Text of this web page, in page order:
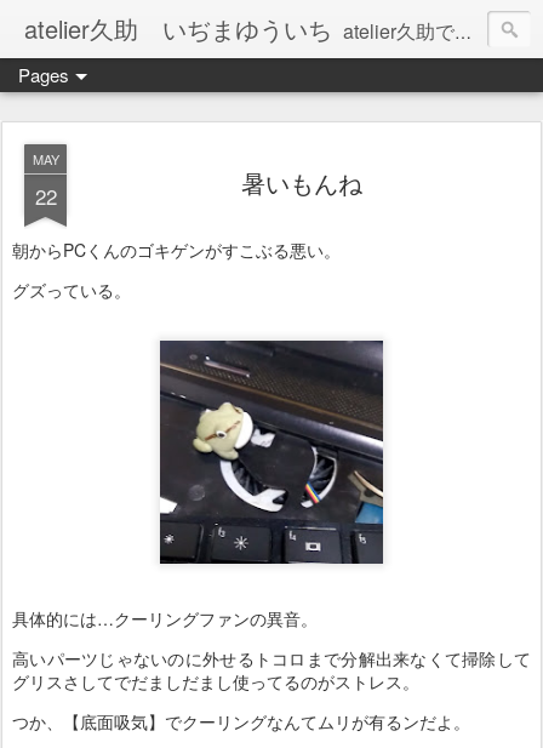
atelier久助 いぢまゆういち atelier久助では土と火から暖かなモノたちを生み出しています。 ご覧になられた方が和んで頂ければ幸いです。
Pages
MAY
22 暑いもんね
朝からPCくんのゴキゲンがすこぶる悪い。
グズっている。
具体的には…クーリングファンの異音。
高いパーツじゃないのに外せるトコロまで分解出来なくて掃除して
グリスさしてでだましだまし使ってるのがストレス。
つか、【底面吸気】でクーリングなんてムリが有るンだよ。